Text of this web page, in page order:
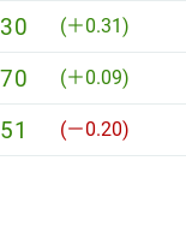
(＋0.31)
(＋0.09)
(－0.20)